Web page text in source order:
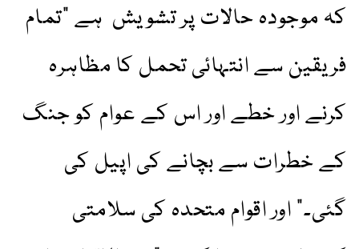
کہ موجودہ حالات پر تشویش ہے "تمام
فریقین سے انتہائی تحمل کا مظاہرہ
کرنے اور خطے اور اس کے عوام کو جنگ
کے خطرات سے بچانے کی اپیل کی
گئی۔” اور اقوام متحدہ کی سلامتی